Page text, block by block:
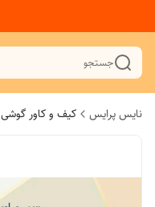
جستجو
نایس پرایس کیف و کاور گوشی